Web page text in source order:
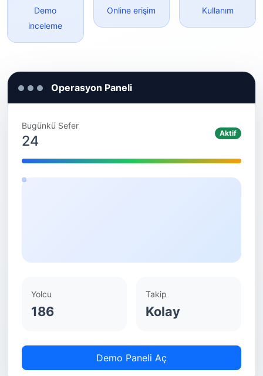
Demo
inceleme
Online erişim Kullanım
Operasyon Paneli
Bugünkü Sefer
24 Aktif
Yolcu
186
Takip
Kolay
Demo Paneli Aç